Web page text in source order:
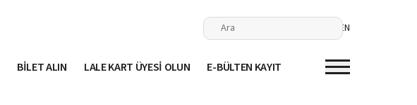
EN
BİLET ALIN LALE KART ÜYESİ OLUN E-BÜLTEN KAYIT